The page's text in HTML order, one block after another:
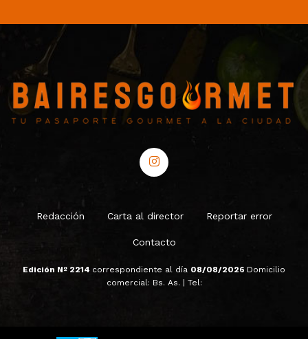
Redacción Carta al director Reportar error
Contacto
Edición Nº 2214 correspondiente al día 08/08/2026 Domicilio
comercial: Bs. As. | Tel: